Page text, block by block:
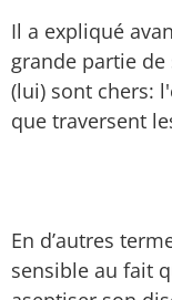
Il a expliqué
grande partie
(lui) sont chers:
que traversent
En d’autres
sensible au fait